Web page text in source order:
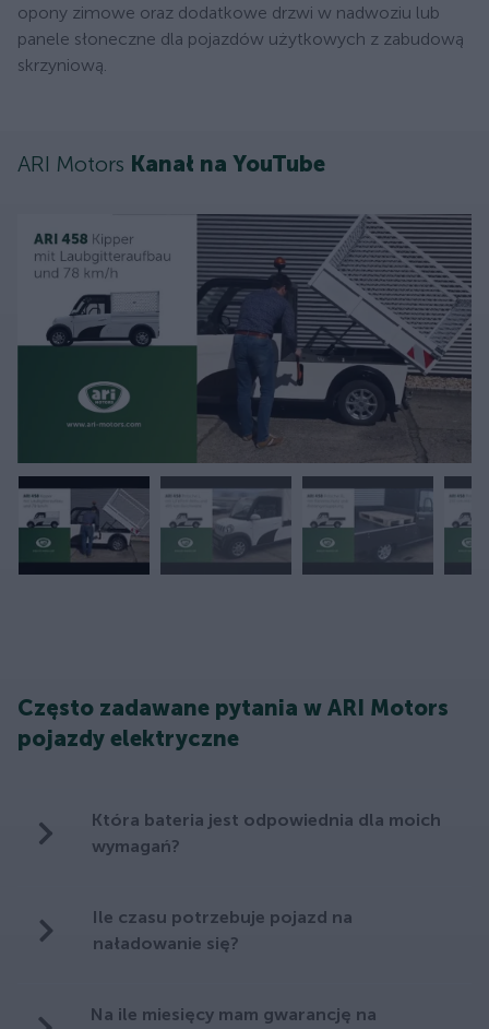
opony zimowe oraz dodatkowe drzwi w nadwoziu lub
panele słoneczne dla pojazdów użytkowych z zabudową
skrzyniową.
ARI Motors Kanał na YouTube
Często zadawane pytania w ARI Motors
pojazdy elektryczne
Która bateria jest odpowiednia dla moich
wymagań?
Ile czasu potrzebuje pojazd na
naładowanie się?
Na ile miesięcy mam gwarancję na